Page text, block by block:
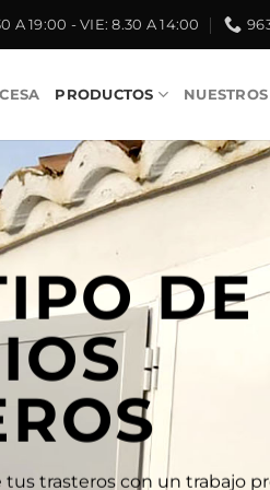
A 19:00 - VIE: 8.30 A 14:00
PRODUCTOS
DE
trasteros con un trabajo